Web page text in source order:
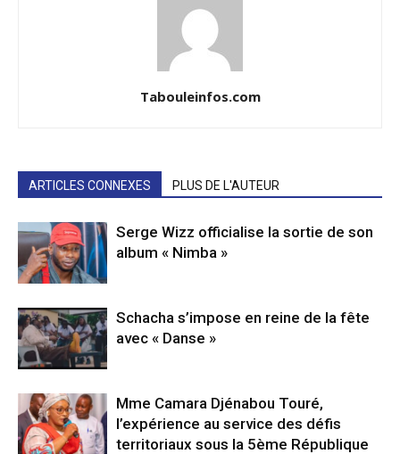
Tabouleinfos.com
ARTICLES CONNEXES PLUS DE L'AUTEUR
Serge Wizz officialise la sortie de son
album « Nimba »
Schacha s’impose en reine de la fête
avec « Danse »
Mme Camara Djénabou Touré,
l’expérience au service des défis
territoriaux sous la 5ème République